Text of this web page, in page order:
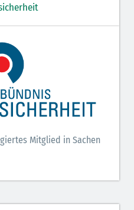
Mitglied in Sachen